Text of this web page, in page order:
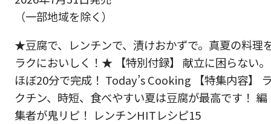
（一部地域を除く）
★豆腐で、レンチンで、漬けおかずで。真夏の料理
ラクにおいしく！★ 【特別付録】 献立に困らない。
ほぼ20分で完成！ Today’s Cooking 【特集内容】
クチン、時短、食べやすい夏は豆腐が最高です！ 編
集者が鬼リピ！ レンチンHITレシピ15